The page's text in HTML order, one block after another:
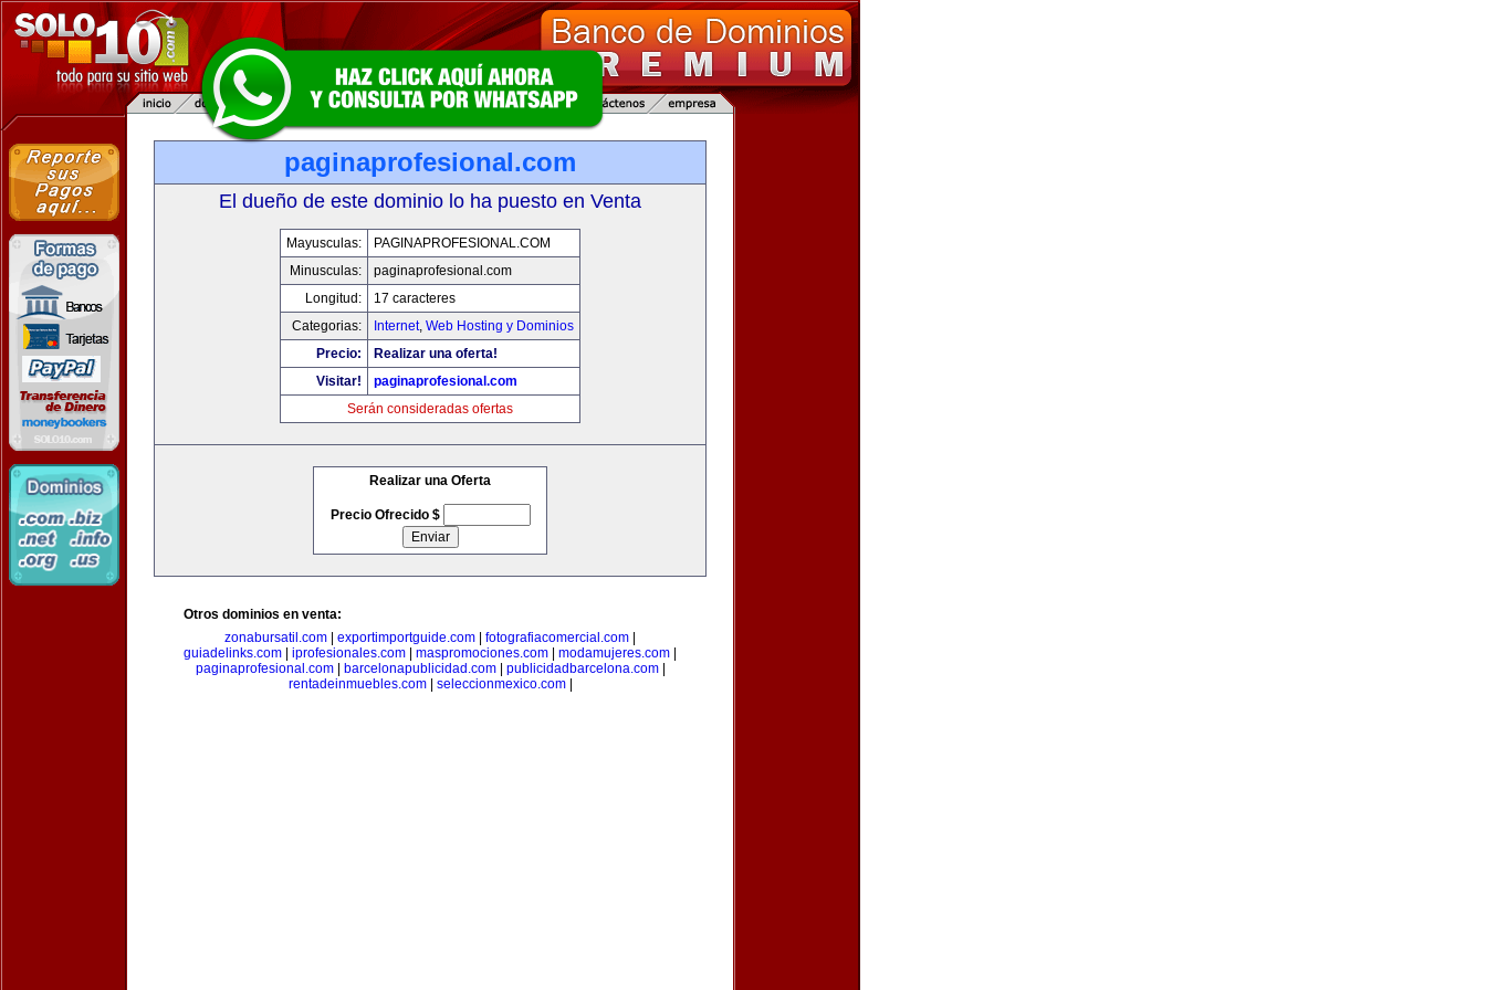
paginaprofesional.com
El dueño de este dominio lo ha puesto en Venta
Mayusculas:
PAGINAPROFESIONAL.COM
Minusculas:
paginaprofesional.com
Longitud:
17 caracteres
Categorias:
Internet, Web Hosting y Dominios
Precio:
Realizar una oferta!
Visitar!
paginaprofesional.com
Serán consideradas ofertas
Realizar una Oferta
Precio Ofrecido $
Otros dominios en venta:
zonabursatil.com
exportimportguide.com fotografiacomercial.com
guiadelinks.com
iprofesionales.com maspromociones.com modamujeres.com
paginaprofesional.com| barcelonapublicidad.com| publicidadbarcelona.com|
rentadeinmuebles.com| seleccionmexico.com|